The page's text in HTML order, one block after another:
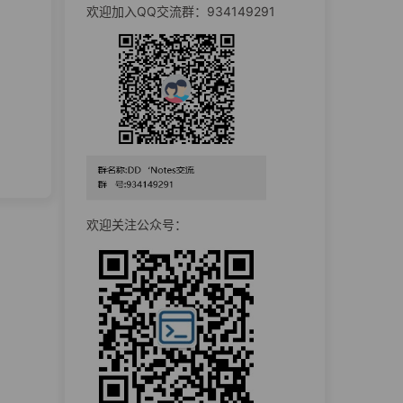
欢迎加入QQ交流群：934149291
欢迎关注公众号：